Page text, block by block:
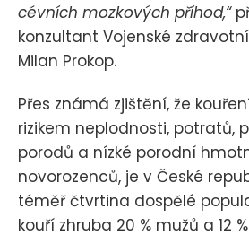
cévních mozkových příhod,“
konzultant Vojenské
Milan Prokop.
Přes známá zjištění, že
rizikem neplodnosti, potratů,
porodů a nízké porodní
novorozenců, je v České
téměř čtvrtina dospělé
kouří zhruba 20 % mužů a 12